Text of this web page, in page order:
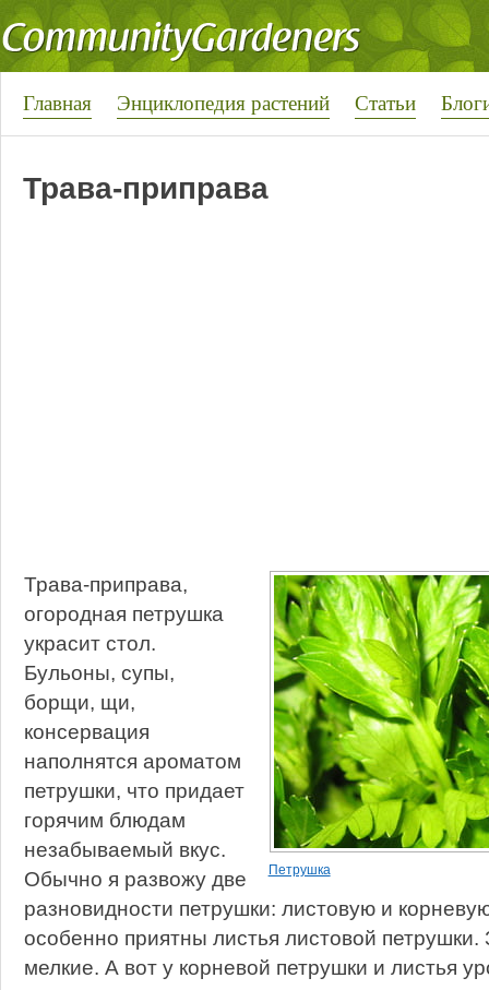
Главная Энциклопедия растений Статьи
Трава-приправа
Петрушка
Трава-приправа,
огородная петрушка
украсит стол.
Бульоны, супы,
борщи, щи,
консервация
наполнятся ароматом
петрушки, что придает
горячим блюдам
незабываемый вкус.
Обычно я развожу две
разновидности петрушки: листовую и
особенно приятны листья листовой петрушки.
мелкие. А вот у корневой петрушки и листья